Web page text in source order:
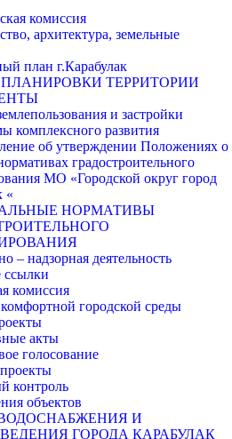
комиссия
архитектура, земельные
план г.Карабулак
ТЕРРИТОРИИ
и застройки
комплексного развития
об утверждении Положениях о
градостроительного
МО «Городской округ город
«
НОРМАТИВЫ
– надзорная деятельность
ссылки
комиссия
городской среды
акты
голосование
контроль
объектов
И
ГОРОДА КАРАБУЛАК